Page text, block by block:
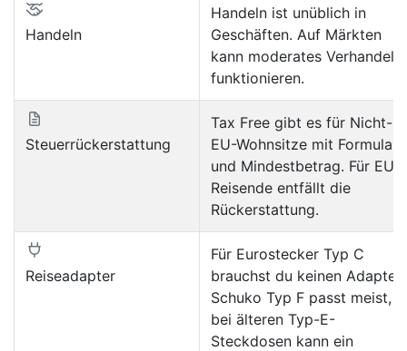
Handeln
Handeln ist unüblich in
Geschäften. Auf Märkten
kann moderates Verhandeln
funktionieren.
Steuerrückerstattung
Tax Free gibt es für Nicht-
EU-Wohnsitze mit Formular
und Mindestbetrag. Für EU-
Reisende entfällt die
Rückerstattung.
Reiseadapter
Für Eurostecker Typ C
brauchst du keinen Adapter.
Schuko Typ F passt meist,
bei älteren Typ-E-
Steckdosen kann ein